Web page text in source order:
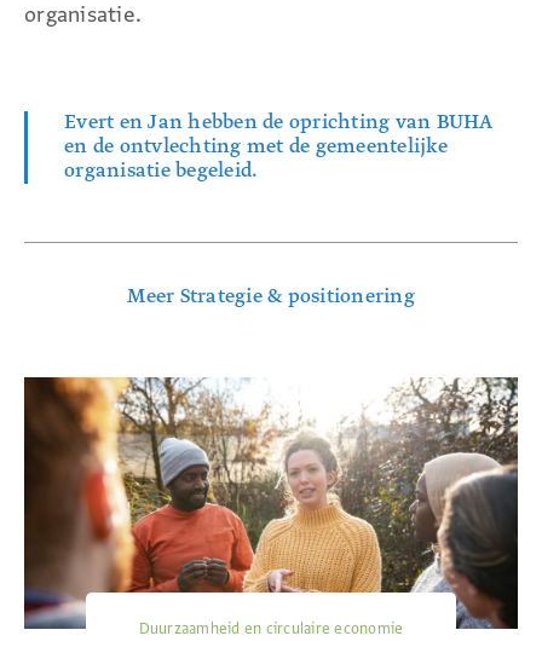
organisatie.
Evert en Jan hebben de oprichting van BUHA
en de ontvlechting met de gemeentelijke
organisatie begeleid.
Meer Strategie & positionering
Duurzaamheid en circulaire economie